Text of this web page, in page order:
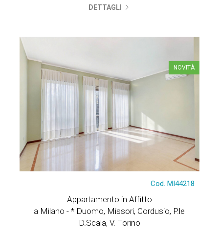
DETTAGLI
NOVITÀ
Cod. MI44218
Appartamento in Affitto
a Milano - * Duomo, Missori, Cordusio, P.le
D.Scala, V. Torino